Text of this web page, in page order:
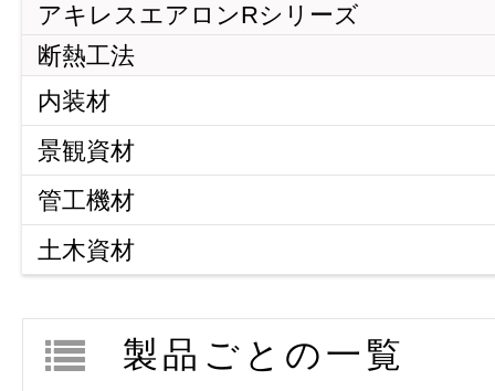
アキレスエアロンRシリーズ
断熱工法
内装材
内装材
壁紙
床材
景観資材
景観資材
化粧型枠
管工機材
管工機材
排水管用継手（ジョイント）用途から探
土木資材
土木工法
土木作業資材
製品ごとの一覧